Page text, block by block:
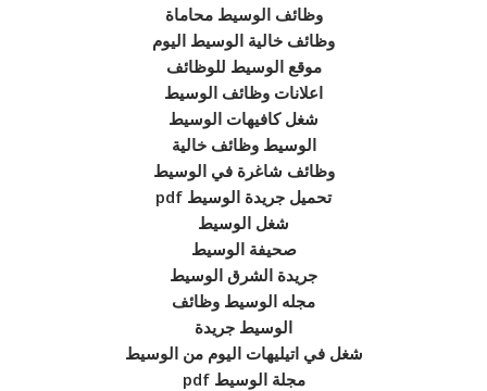
وظائف الوسيط محاماة
وظائف خالية الوسيط اليوم
موقع الوسيط للوظائف
اعلانات وظائف الوسيط
شغل كافيهات الوسيط
الوسيط وظائف خالية
وظائف شاغرة في الوسيط
تحميل جريدة الوسيط pdf
شغل الوسيط
صحيفة الوسيط
جريدة الشرق الوسيط
مجله الوسيط وظائف
الوسيط جريدة
شغل في اتيليهات اليوم من الوسيط
مجلة الوسيط pdf